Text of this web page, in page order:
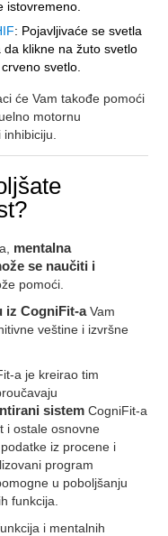
istovremeno.
: Pojavljivaće se svetla
klikne na žuto svetlo
svetlo.
će Vam takođe pomoći
motornu
mentalna
se naučiti i
pomoći.
iz CogniFit-aVam
veštine i izvršne
a je kreirao tim
sistem CogniFit-a
i ostale osnovne
iz procene i
program
u poboljšanju
funkcija.
i mentalnih